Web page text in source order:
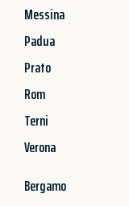
Messina
Padua
Prato
Rom
Terni
Verona
Bergamo